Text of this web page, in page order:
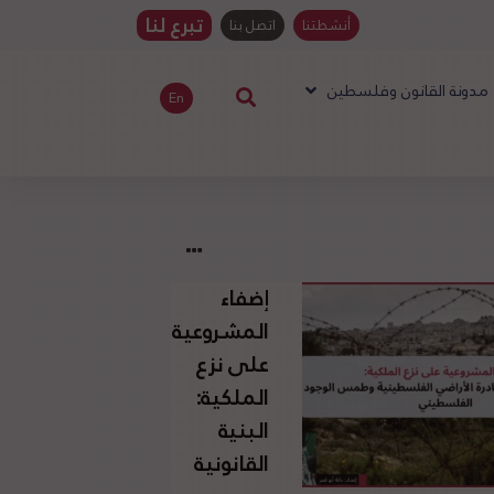
أنشطتنا اتصل بنا تبرع لنا
مدونة القانون وفلسطين En
إضفاء
المشروعية
على نزع
الملكية:
البنية
القانونية